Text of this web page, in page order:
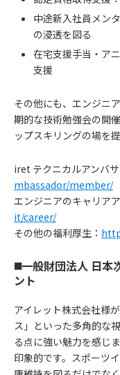
中途新入社員メン
の浸透を図る
在宅支援手当・ア
支援
その他にも、エンジニ
期的な技術勉強会の開
ップスキリングの場を
iret テクニカルアンバ
mbassador/member/
エンジニアのキャリア
it/career/
その他の福利厚生：
◼️一般財団法人 日本
ント
アイレット株式会社様
ス」といった多角的な
る点に強い魅力を感じ
印象的です。スポーツ